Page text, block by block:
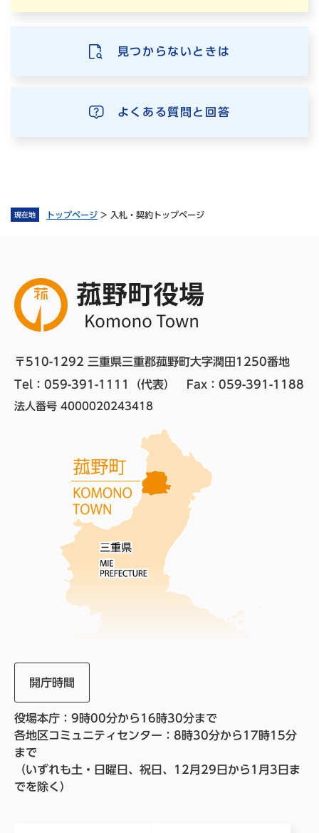
現在地 トップページ > 入札・契約トップページ
見つからないときは
よくある質問と回答
〒510-1292 三重県三重郡菰野町大字潤田1250番地
Tel：059-391-1111（代表）
Fax：059-391-1188
法人番号 4000020243418
開庁時間
役場本庁：9時00分から16時30分まで
各地区コミュニティセンター：8時30分から17時15分
まで
（いずれも土・日曜日、祝日、12月29日から1月3日ま
でを除く）